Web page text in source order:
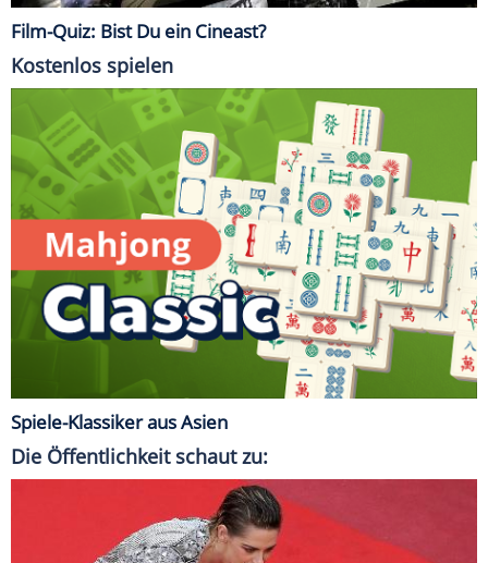
Film-Quiz: Bist Du ein Cineast?
Kostenlos spielen
Spiele-Klassiker aus Asien
Die Öffentlichkeit schaut zu: